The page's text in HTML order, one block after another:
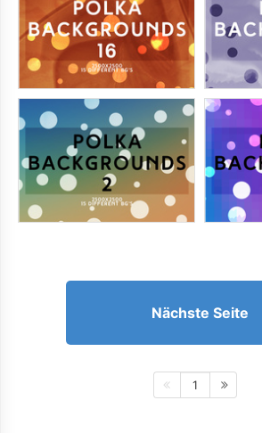
Nächste Seite
1